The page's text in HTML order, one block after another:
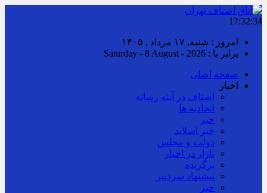
17:32:35
امروز : شنبه, ۱۷ مرداد , ۱۴۰۵
برابر با : Saturday - 8 August - 2026
صفحه اصلی
اخبار
اصناف در آینه رسانه
اتحادیه ها
خبر
خبر اسلايد
دولت و مجلس
بازار در اخبار
برگزیده
پیشنهاد سردبیر
خبر